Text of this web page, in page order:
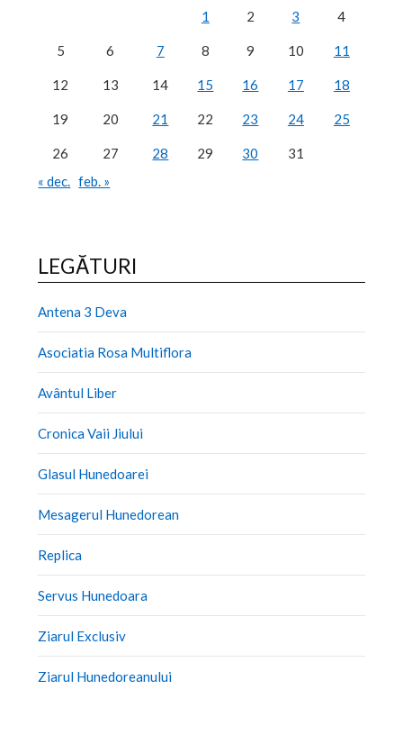
1
2 3 4
5 6 7 8 9 10 11
12 13 14 15 16 17 18
19 20 21 22 23 24 25
26 27 28 29 30
31
« dec. feb. »
LEGĂTURI
Antena 3 Deva
Asociatia Rosa Multiflora
Avântul Liber
Cronica Vaii Jiului
Glasul Hunedoarei
Mesagerul Hunedorean
Replica
Servus Hunedoara
Ziarul Exclusiv
Ziarul Hunedoreanului